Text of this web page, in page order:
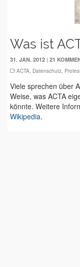
Was ist
31. JAN. 2012 | 21
ACTA, Datenschutz,
Viele sprechen über
Weise, was ACTA
könnte. Weitere
Wikipedia.